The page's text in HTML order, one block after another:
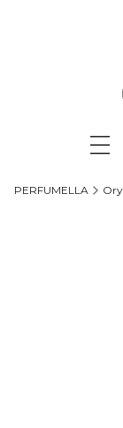
PERFUMELLA